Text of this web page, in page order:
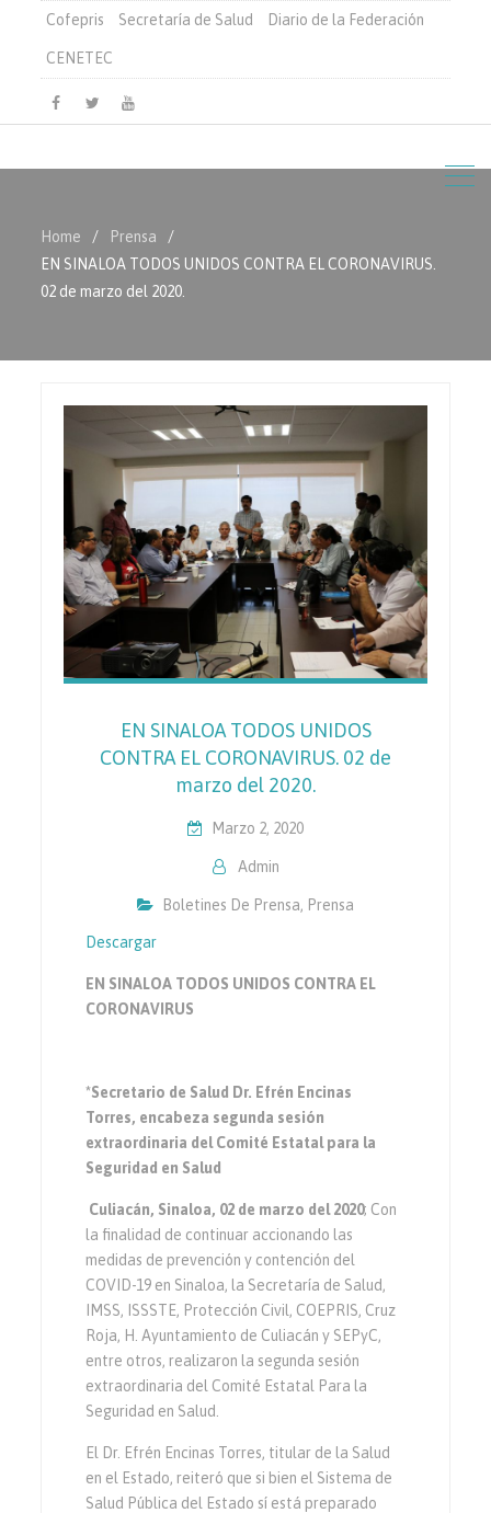
Cofepris Secretaría de Salud Diario de la Federación
CENETEC
Facebook
TwitterYoutube
Home
Prensa
EN SINALOA TODOS UNIDOS CONTRA EL CORONAVIRUS.
02 de marzo del 2020.
EN SINALOA TODOS UNIDOS
CONTRA EL CORONAVIRUS. 02 de
marzo del 2020.
Marzo 2, 2020
Admin
Boletines De Prensa, Prensa
Descargar
EN SINALOA TODOS UNIDOS CONTRA EL
CORONAVIRUS
*Secretario de Salud Dr. Efrén Encinas
Torres, encabeza segunda sesión
extraordinaria del Comité Estatal para la
Seguridad en Salud
Culiacán, Sinaloa, 02 de marzo del 2020; Con
la finalidad de continuar accionando las
medidas de prevención y contención del
COVID-19 en Sinaloa, la Secretaría de Salud,
IMSS, ISSSTE, Protección Civil, COEPRIS, Cruz
Roja, H. Ayuntamiento de Culiacán y SEPyC,
entre otros, realizaron la segunda sesión
extraordinaria del Comité Estatal Para la
Seguridad en Salud.
El Dr. Efrén Encinas Torres, titular de la Salud
en el Estado, reiteró que si bien el Sistema de
Salud Pública del Estado sí está preparado